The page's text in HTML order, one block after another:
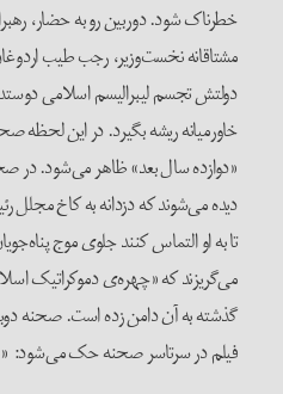
خطرناک شود. دوربین رو به حضار،
مشتاقانه نخست‌وزیر، رجب طیب
دولتش تجسم لیبرالیسم اسلامی
خاورمیانه ریشه بگیرد. در این لحظه
«دوازده سال بعد» ظاهر می‌شود. در
دیده می‌شوند که دزدانه به کاخ مجلل
تا به او التماس کنند جلوی موج
می‌گریزند که «چهره‌ی دموکراتیک
گذشته به آن دامن زده است. صحنه
فیلم در سرتاسر صحنه حک می‌شود: